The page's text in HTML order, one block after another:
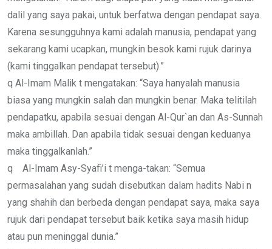
dalil yang saya pakai, untuk berfatwa dengan pendapat saya.
Karena sesungguhnya kami adalah manusia, pendapat yang
sekarang kami ucapkan, mungkin besok kami rujuk darinya
(kami tinggalkan pendapat tersebut).”
q Al-Imam Malik t mengatakan: “Saya hanyalah manusia
biasa yang mungkin salah dan mungkin benar. Maka telitilah
pendapatku, apabila sesuai dengan Al-Qur`an dan As-Sunnah
maka ambillah. Dan apabila tidak sesuai dengan keduanya
maka tinggalkanlah.”
q Al-Imam Asy-Syafi’i t menga-takan: “Semua
permasalahan yang sudah disebutkan dalam hadits Nabi n
yang shahih dan berbeda dengan pendapat saya, maka saya
rujuk dari pendapat tersebut baik ketika saya masih hidup
atau pun meninggal dunia.”